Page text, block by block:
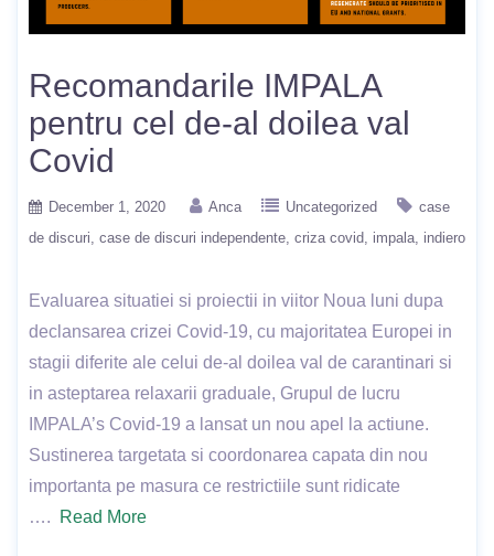
Recomandarile IMPALA
pentru cel de-al doilea val
Covid
December 1, 2020 Anca Uncategorized
case
de discuri case de discuri independente criza covid impala indiero
Evaluarea situatiei si proiectii in viitor Noua luni dupa
declansarea crizei Covid-19, cu majoritatea Europei in
stagii diferite ale celui de-al doilea val de carantinari si
in asteptarea relaxarii graduale, Grupul de lucru
IMPALA’s Covid-19 a lansat un nou apel la actiune.
Sustinerea targetata si coordonarea capata din nou
importanta pe masura ce restrictiile sunt ridicate
….
Read More